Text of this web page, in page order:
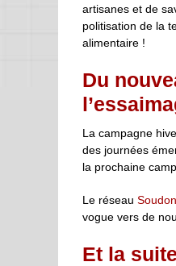
artisanes et de
politisation de la
alimentaire !
Du
La campagne
des journées
la prochaine
Le réseau
vogue vers de
Et la